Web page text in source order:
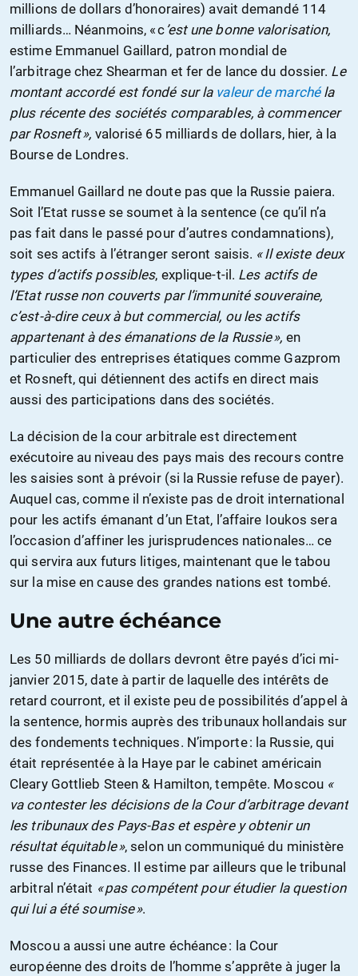
millions de dollars d’honoraires) avait demandé 114
milliards… Néanmoins, « c ’est une bonne valorisation,
estime Emmanuel Gaillard, patron mondial de
l’arbitrage chez Shearman et fer de lance du dossier. Le
montant accordé est fondé sur la valeur de marchéla
plus récente des sociétés comparables, à commencer
par Rosneft », valorisé 65 milliards de dollars, hier, à la
Bourse de Londres.
Emmanuel Gaillard ne doute pas que la Russie paiera.
Soit l’Etat russe se soumet à la sentence (ce qu’il n’a
pas fait dans le passé pour d’autres condamnations),
soit ses actifs à l’étranger seront saisis. « Il existe deux
types d’actifs possibles, explique-t-il. Les actifs de
l’Etat russe non couverts par l’immunité souveraine,
c’est-à-dire ceux à but commercial, ou les actifs
appartenant à des émanations de la Russie », en
particulier des entreprises étatiques comme Gazprom
et Rosneft, qui détiennent des actifs en direct mais
aussi des participations dans des sociétés.
La décision de la cour arbitrale est directement
exécutoire au niveau des pays mais des recours contre
les saisies sont à prévoir (si la Russie refuse de payer).
Auquel cas, comme il n’existe pas de droit international
pour les actifs émanant d’un Etat, l’affaire Ioukos sera
l’occasion d’affiner les jurisprudences nationales… ce
qui servira aux futurs litiges, maintenant que le tabou
sur la mise en cause des grandes nations est tombé.
Une autre échéance
Les 50 milliards de dollars devront être payés d’ici mi-
janvier 2015, date à partir de laquelle des intérêts de
retard courront, et il existe peu de possibilités d’appel à
la sentence, hormis auprès des tribunaux hollandais sur
des fondements techniques. N’importe : la Russie, qui
était représentée à la Haye par le cabinet américain
Cleary Gottlieb Steen & Hamilton, tempête. Moscou «
va contester les décisions de la Cour d’arbitrage devant
les tribunaux des Pays-Bas et espère y obtenir un
résultat équitable », selon un communiqué du ministère
russe des Finances. Il estime par ailleurs que le tribunal
arbitral n’était « pas compétent pour étudier la question
qui lui a été soumise ».
Moscou a aussi une autre échéance : la Cour
européenne des droits de l’homme s’apprête à juger la